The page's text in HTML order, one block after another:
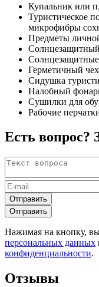
Купальник или
Туристическое
микрофибры
Предметы
Герметичный
Сидушка
Налобный
Сушилки для
Рабочие
Есть вопрос?
Отправить
Отправить
Нажимая на кнопку, вы
персональных данных
конфиденциальности.
Отзывы